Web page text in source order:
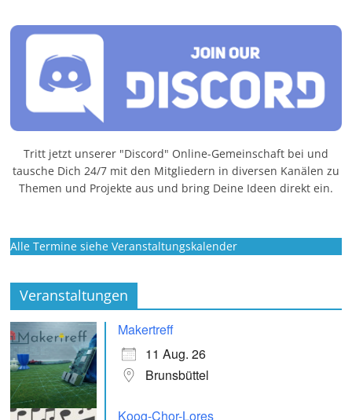
Tritt jetzt unserer "Discord" Online-Gemeinschaft bei und
tausche Dich 24/7 mit den Mitgliedern in diversen Kanälen zu
Themen und Projekte aus und bring Deine Ideen direkt ein.
Alle Termine siehe Veranstaltungskalender
Veranstaltungen
Makertreff
11 Aug. 26
Brunsbüttel
Koog-Chor-Lores